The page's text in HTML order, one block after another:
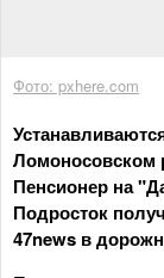
Фото: pxhere.com
Ломоносовском
Пенсионер на
Подросток
47news в